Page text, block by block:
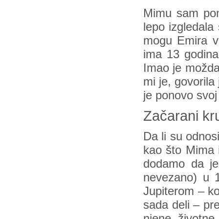
Mimu sam
lepo
mogu Emira
ima 13
Imao je
mi je,
je ponovo
Začarani
Da li su
kao što
dodamo da
nevezano) u
Jupiterom –
sada deli –